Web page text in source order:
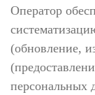
Оператор
(обновление,
персональных